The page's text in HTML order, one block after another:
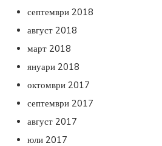
септември 2018
август 2018
март 2018
януари 2018
октомври 2017
септември 2017
август 2017
юли 2017